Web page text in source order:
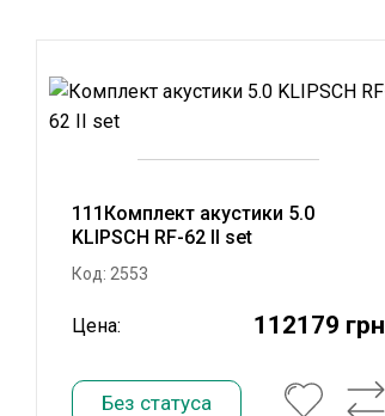
111Комплект акустики 5.0
KLIPSCH RF-62 II set
Код: 2553
Цена: 112179 грн
Без статуса